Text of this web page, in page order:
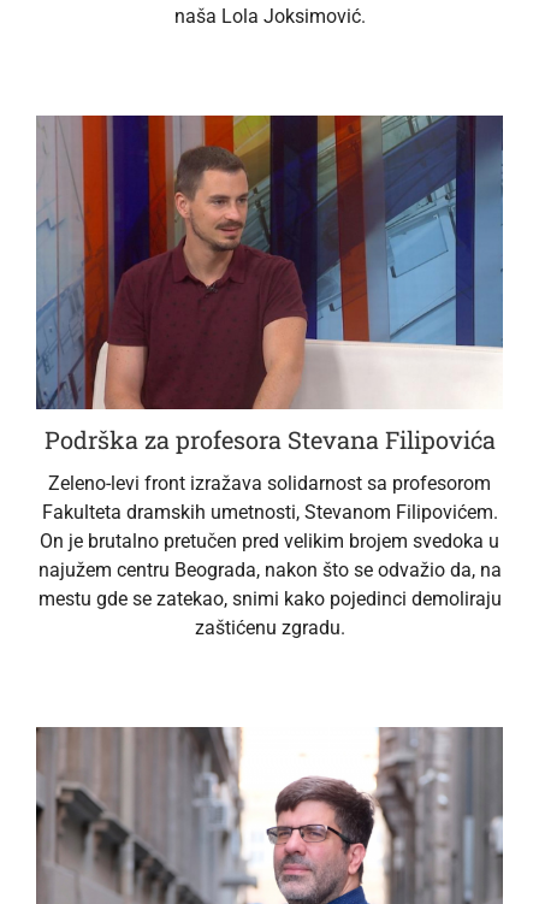
naša Lola Joksimović.
Podrška za profesora Stevana Filipovića
Zeleno-levi front izražava solidarnost sa profesorom
Fakulteta dramskih umetnosti, Stevanom Filipovićem.
On je brutalno pretučen pred velikim brojem svedoka u
najužem centru Beograda, nakon što se odvažio da, na
mestu gde se zatekao, snimi kako pojedinci demoliraju
zaštićenu zgradu.